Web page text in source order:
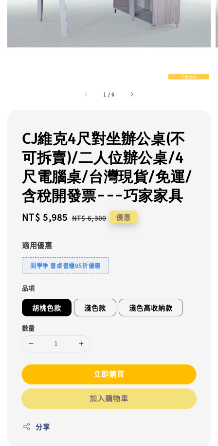
1 /6
CJ維克4尺對坐辦公桌(不
可拆賣)/二人位辦公桌/4
尺電腦桌/台灣現貨/免運/
含稅開發票---巧家家具
Sale
NT$ 5,985 Regular
NT$ 6,300 優惠
適用優惠
開學季 書桌書櫃95折優惠
品項
胡桃色款 淺色款 淺色高收納款
數量
立即購買
加入購物車
分享